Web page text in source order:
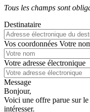
Tous les champs sont
Destinataire
Vos coordonnées Votre
Votre adresse électronique
Message
Bonjour,
Voici une offre parue sur
intéresser.